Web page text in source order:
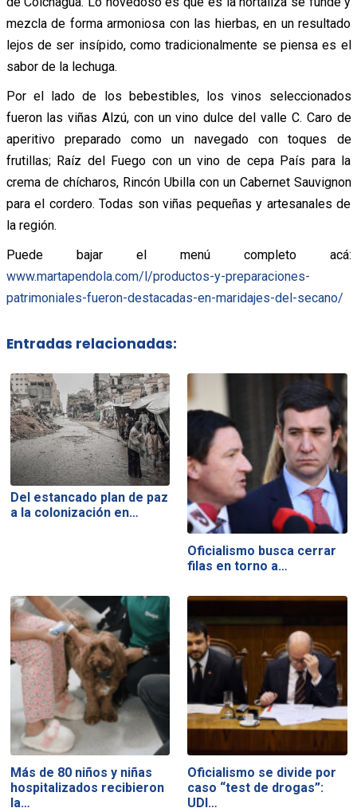
mezcla de forma armoniosa con las hierbas, en un resultado
lejos de ser insípido, como tradicionalmente se piensa es el
sabor de la lechuga.
Por el lado de los bebestibles, los vinos seleccionados
fueron las viñas Alzú, con un vino dulce del valle C. Caro de
aperitivo preparado como un navegado con toques de
frutillas; Raíz del Fuego con un vino de cepa País para la
crema de chícharos, Rincón Ubilla con un Cabernet Sauvignon
para el cordero. Todas son viñas pequeñas y artesanales de
la región.
Puede bajar el menú completo acá:
www.martapendola.com/l/productos-y-preparaciones-
patrimoniales-fueron-destacadas-en-maridajes-del-secano/
Entradas relacionadas:
Del estancado plan de paz
a la colonización en…
Oficialismo busca cerrar
filas en torno a…
Más de 80 niños y niñas
hospitalizados recibieron
la…
Oficialismo se divide por
caso “test de drogas”:
UDI…